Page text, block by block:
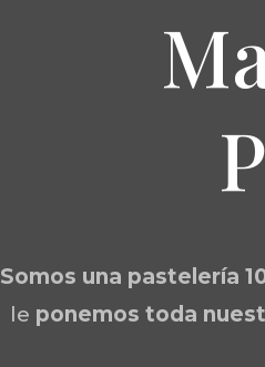
Somos una pastelería
le ponemos toda